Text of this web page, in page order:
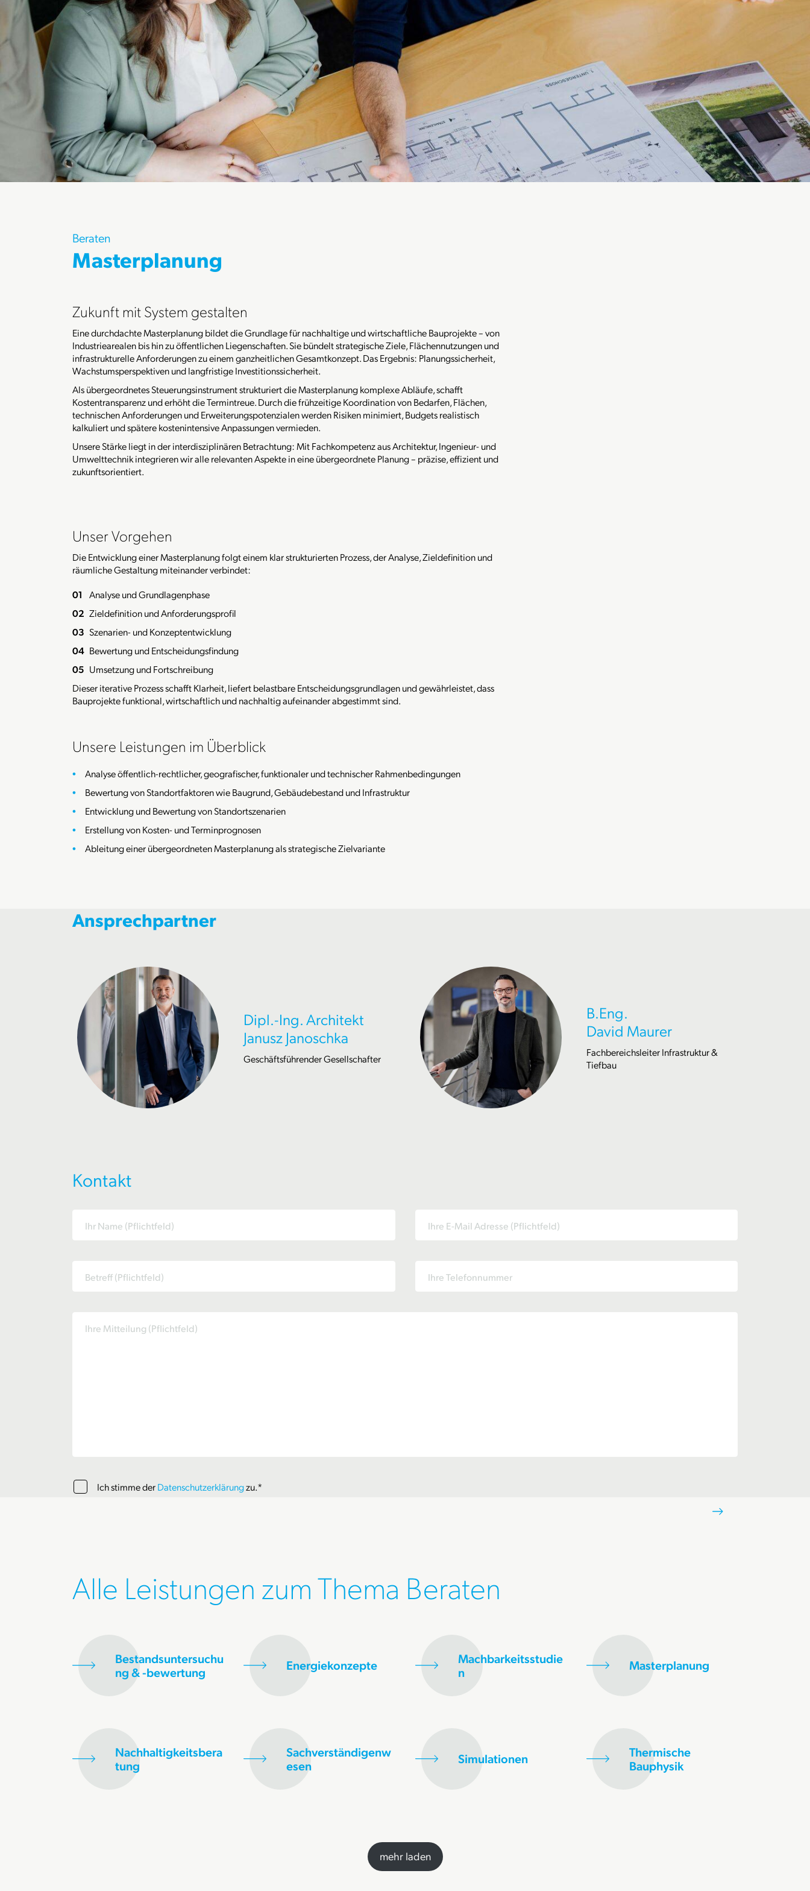
Beraten
Masterplanung
Zukunft mit System gestalten
Eine durchdachte Masterplanung bildet die Grundlage für nachhaltige und wirtschaftliche Bauprojekte – von
Industriearealen bis hin zu öffentlichen Liegenschaften. Sie bündelt strategische Ziele, Flächennutzungen und
infrastrukturelle Anforderungen zu einem ganzheitlichen Gesamtkonzept. Das Ergebnis: Planungssicherheit,
Wachstumsperspektiven und langfristige Investitionssicherheit.
Als übergeordnetes Steuerungsinstrument strukturiert die Masterplanung komplexe Abläufe, schafft
Kostentransparenz und erhöht die Termintreue. Durch die frühzeitige Koordination von Bedarfen, Flächen,
technischen Anforderungen und Erweiterungspotenzialen werden Risiken minimiert, Budgets realistisch
kalkuliert und spätere kostenintensive Anpassungen vermieden.
Unsere Stärke liegt in der interdisziplinären Betrachtung: Mit Fachkompetenz aus Architektur, Ingenieur- und
Umwelttechnik integrieren wir alle relevanten Aspekte in eine übergeordnete Planung – präzise, effizient und
zukunftsorientiert.
Unser Vorgehen
Die Entwicklung einer Masterplanung folgt einem klar strukturierten Prozess, der Analyse, Zieldefinition und
räumliche Gestaltung miteinander verbindet:
Analyse und Grundlagenphase
Zieldefinition und Anforderungsprofil
Szenarien- und Konzeptentwicklung
Bewertung und Entscheidungsfindung
Umsetzung und Fortschreibung
Dieser iterative Prozess schafft Klarheit, liefert belastbare Entscheidungsgrundlagen und gewährleistet, dass
Bauprojekte funktional, wirtschaftlich und nachhaltig aufeinander abgestimmt sind.
Unsere Leistungen im Überblick
Analyse öffentlich-rechtlicher, geografischer, funktionaler und technischer Rahmenbedingungen
Bewertung von Standortfaktoren wie Baugrund, Gebäudebestand und Infrastruktur
Entwicklung und Bewertung von Standortszenarien
Erstellung von Kosten- und Terminprognosen
Ableitung einer übergeordneten Masterplanung als strategische Zielvariante
Ansprechpartner
Dipl.-Ing. Architekt
Janusz Janoschka
Geschäftsführender Gesellschafter
B.Eng.
David Maurer
Fachbereichsleiter Infrastruktur &
Tiefbau
Kontakt
Ich stimme derDatenschutzerklärungzu.*
Alle Leistungen zum Thema Beraten
Bestandsuntersuchu
ng & -bewertung
Energiekonzepte
Machbarkeitsstudie
n
Masterplanung
Nachhaltigkeitsbera
tung
Sachverständigenw
esen
Simulationen
Thermische
Bauphysik
mehr laden